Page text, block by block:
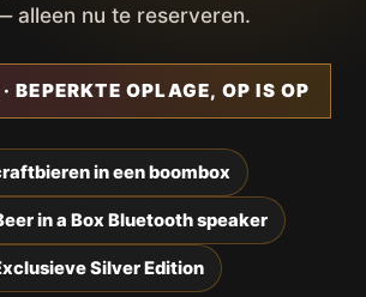
alleen nu te reserveren.
BEPERKTE OPLAGE, OP IS OP
in een boombox
in a Box Bluetooth speaker
Silver Edition